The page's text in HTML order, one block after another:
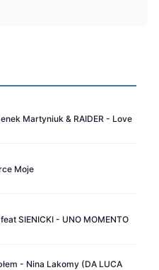
Martyniuk & RAIDER - Love
Moje
SIENICKI - UNO MOMENTO
- Nina Lakomy (DA LUCA